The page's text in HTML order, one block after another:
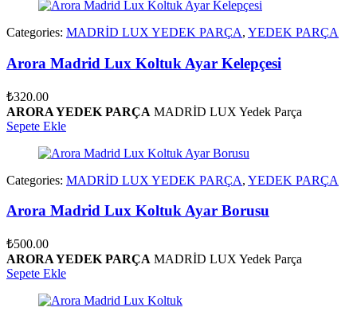
Categories: MADRİD LUX YEDEK PARÇA, YEDEK PARÇA
Arora Madrid Lux Koltuk Ayar Kelepçesi
₺320.00
ARORA YEDEK PARÇA MADRİD LUX Yedek Parça
Sepete Ekle
Categories: MADRİD LUX YEDEK PARÇA, YEDEK PARÇA
Arora Madrid Lux Koltuk Ayar Borusu
₺500.00
ARORA YEDEK PARÇA MADRİD LUX Yedek Parça
Sepete Ekle